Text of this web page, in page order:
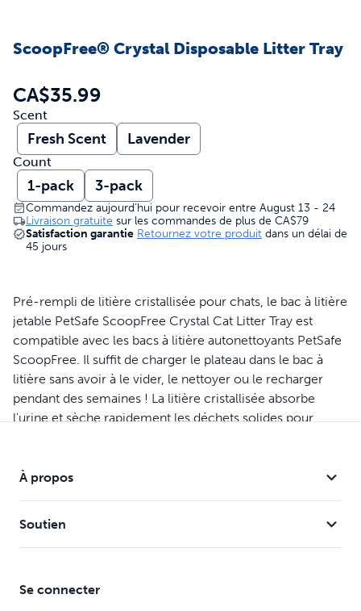
ScoopFree® Crystal Disposable Litter Tray
CA$35.99
Scent
Fresh Scent Lavender
Count
1-pack 3-pack
Commandez aujourd’hui pour recevoir entre August 13 - 24
Livraison gratuite sur les commandes de plus de CA$79
Satisfaction garantie Retournez votre produit dans un délai de
45 jours
Pré-rempli de litière cristallisée pour chats, le bac à litière
jetable PetSafe ScoopFree Crystal Cat Litter Tray est
compatible avec les bacs à litière autonettoyants PetSafe
ScoopFree. Il suffit de charger le plateau dans le bac à
litière sans avoir à le vider, le nettoyer ou le recharger
pendant des semaines ! La litière cristallisée absorbe
l'urine et sèche rapidement les déchets solides pour
Avec le bac entièrement jetable et le piège à déchets
simplement le plateau de litière pour chat et votre litière
auto-nettoyante ScoopFree est comme neuve. La
animal, à vivre heureux ensemblel
À propos
Soutien
Se connecter